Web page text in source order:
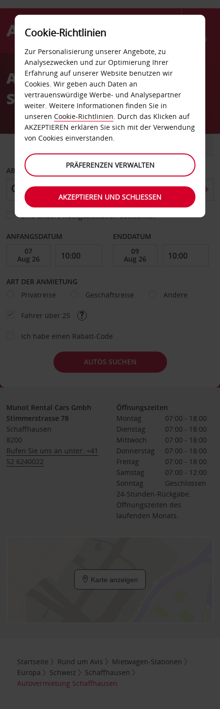
Menü
AvisAutovermietung
Schaffhausen
ABHOLEN VON
Eine andere Rückgabestation auswählen
ANFANGSDATUM ENDDATUM
ART DER ANMIETUNG
Privatreise
Geschäftsreise Andere
Fahrer über 25
Ich habe einen Rabatt-Code
AUTOS SUCHEN
Munot Rental Cars Gmbh
Stimmerstrasse 78
Schaffhausen
8200
Rufen Sie uns an unter: +41
52 6240022
Öffnungszeiten
Montag
07:00 - 18:00
Dienstag
07:00 - 18:00
Mittwoch
07:00 - 18:00
Donnerstag
07:00 - 18:00
Freitag
07:00 - 18:00
Samstag
07:00 - 12:00
Sonntag
Geschlossen
24-Stunden-Rückgabe.
Öffnungszeiten des
laufenden Monats.
Karte anzeigen
Startseite Rund um Avis
Mietwagen-Stationen
Europa
Schweiz
Schaffhausen
Autovermietung Schaffhausen
Cookie-Richtlinien
Zur Personalisierung unserer Angebote, zu
Analysezwecken und zur Optimierung Ihrer
Erfahrung auf unserer Website benutzen wir
Cookies. Wir geben auch Daten an
vertrauenswürdige Werbe- und Analysepartner
weiter. Weitere Informationen finden Sie in
unseren Cookie-Richtlinien. Durch das Klicken auf
AKZEPTIEREN erklären Sie sich mit der Verwendung
von Cookies einverstanden.
PRÄFERENZEN VERWALTEN
AKZEPTIEREN UND SCHLIESSEN